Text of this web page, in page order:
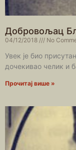
Добровољац
04/12/2018 No
Увек је био
дочекивао челик и
Прочитај више »